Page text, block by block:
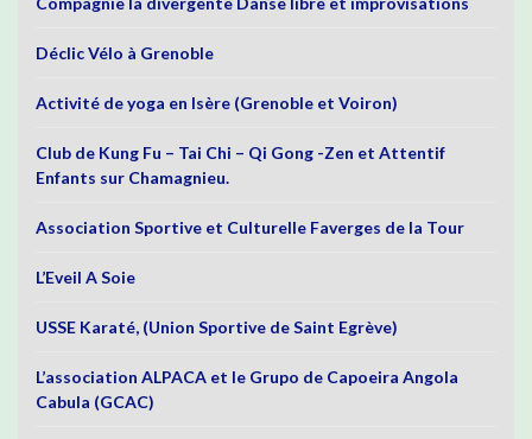
Déclic Vélo à Grenoble
Activité de yoga en Isère (Grenoble et Voiron)
Club de Kung Fu – Tai Chi – Qi Gong -Zen et Attentif
Enfants sur Chamagnieu.
Association Sportive et Culturelle Faverges de la Tour
L’Eveil A Soie
USSE Karaté, (Union Sportive de Saint Egrève)
L’association ALPACA et le Grupo de Capoeira Angola
Cabula (GCAC)